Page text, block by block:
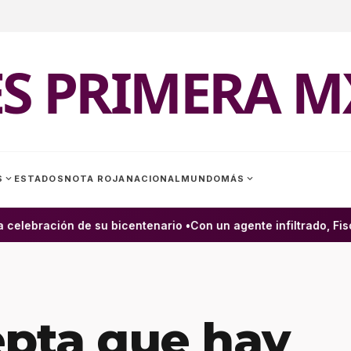
PRIMERA
expand_more ESTADOS NOTA ROJA NACIONAL MUNDOMÁS expand_more
de su bicentenario •Con un agente infiltrado,